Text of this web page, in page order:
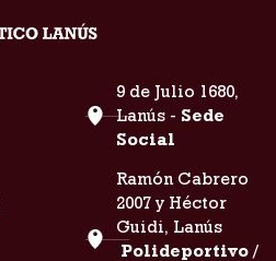
9 de Julio 1680,
Lanús - Sede
Social
Ramón Cabrero
2007 y Héctor
Guidi, Lanús
Polideportivo /